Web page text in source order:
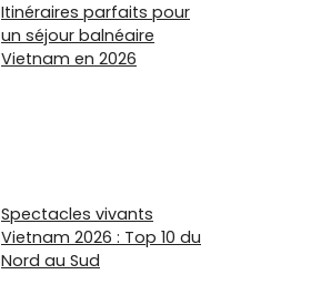
Itinéraires parfaits pour
un séjour balnéaire
Vietnam en 2026
Spectacles vivants
Vietnam 2026 : Top 10 du
Nord au Sud